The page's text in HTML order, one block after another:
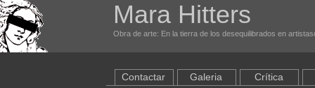
Mara Hitters
Obra de arte: En la tierra de los desequilibrados en
Contactar Galeria Crítica